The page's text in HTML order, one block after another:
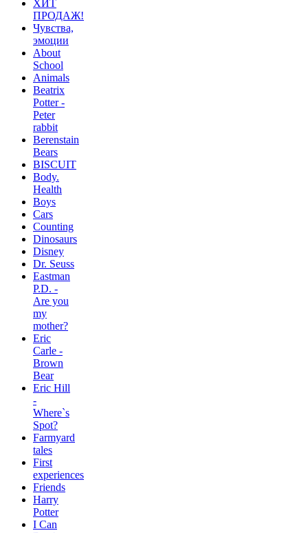
ХИТ
ПРОДАЖ!
Чувства,
эмоции
About
School
Animals
Beatrix
Potter -
Peter
rabbit
Berenstain
Bears
BISCUIT
Body.
Health
Boys
Cars
Counting
Dinosaurs
Disney
Dr. Seuss
Eastman
P.D. -
Are you
my
mother?
Eric
Carle -
Brown
Bear
Eric Hill
-
Where`s
Spot?
Farmyard
tales
First
experiences
Friends
Harry
Potter
I Can